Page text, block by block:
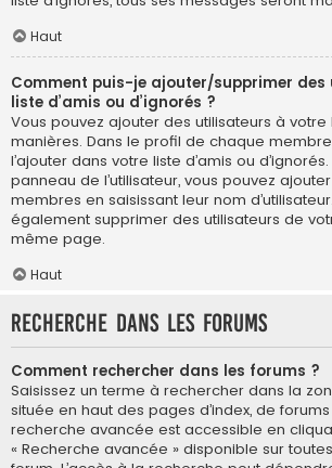
Haut
Comment puis-je ajouter/supprimer
liste d’amis ou d’ignorés ?
Vous pouvez ajouter des utilisateurs à votre
manières. Dans le profil de chaque
l’ajouter dans votre liste d’amis ou
panneau de l’utilisateur, vous pouvez
membres en saisissant leur nom
également supprimer des utilisateurs de
même page.
Haut
Recherche dans les forums
Comment rechercher dans les forums ?
Saisissez un terme à rechercher dans la
située en haut des pages d’index, de
recherche avancée est accessible en
« Recherche avancée » disponible sur